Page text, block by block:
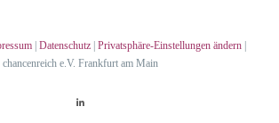
| Datenschutz | Privatsphäre-Einstellungen ändern |
chancenreich e.V. Frankfurt am Main